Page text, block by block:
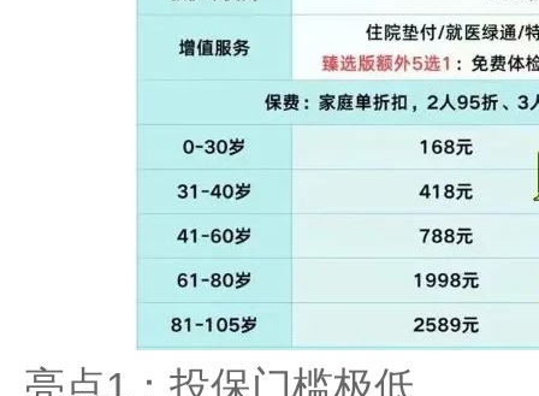
亮点1：投保门槛极低